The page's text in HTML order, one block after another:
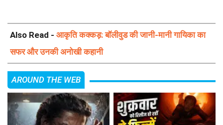
Also Read - आकृति कक्कड़: बॉलीवुड की जानी-मानी गायिका का
सफर और उनकी अनोखी कहानी
AROUND THE WEB